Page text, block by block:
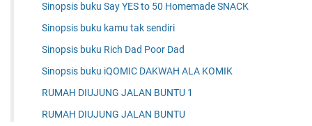
Sinopsis buku Say YES to 50 Homemade SNACK
Sinopsis buku kamu tak sendiri
Sinopsis buku Rich Dad Poor Dad
Sinopsis buku iQOMIC DAKWAH ALA KOMIK
RUMAH DIUJUNG JALAN BUNTU 1
RUMAH DIUJUNG JALAN BUNTU